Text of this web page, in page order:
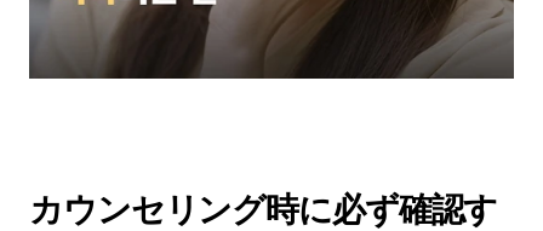
カウンセリング時に必ず確認す